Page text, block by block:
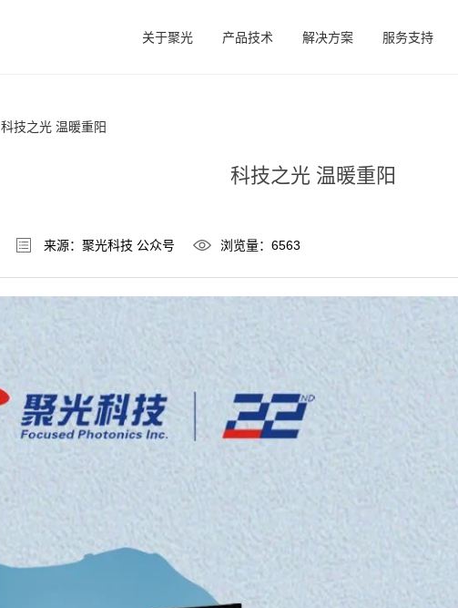
关于聚光 产品技术 解决方案 服务支持
科技之光 温暖重阳
科技之光 温暖重阳
来源：聚光科技 公众号 浏览量：6563